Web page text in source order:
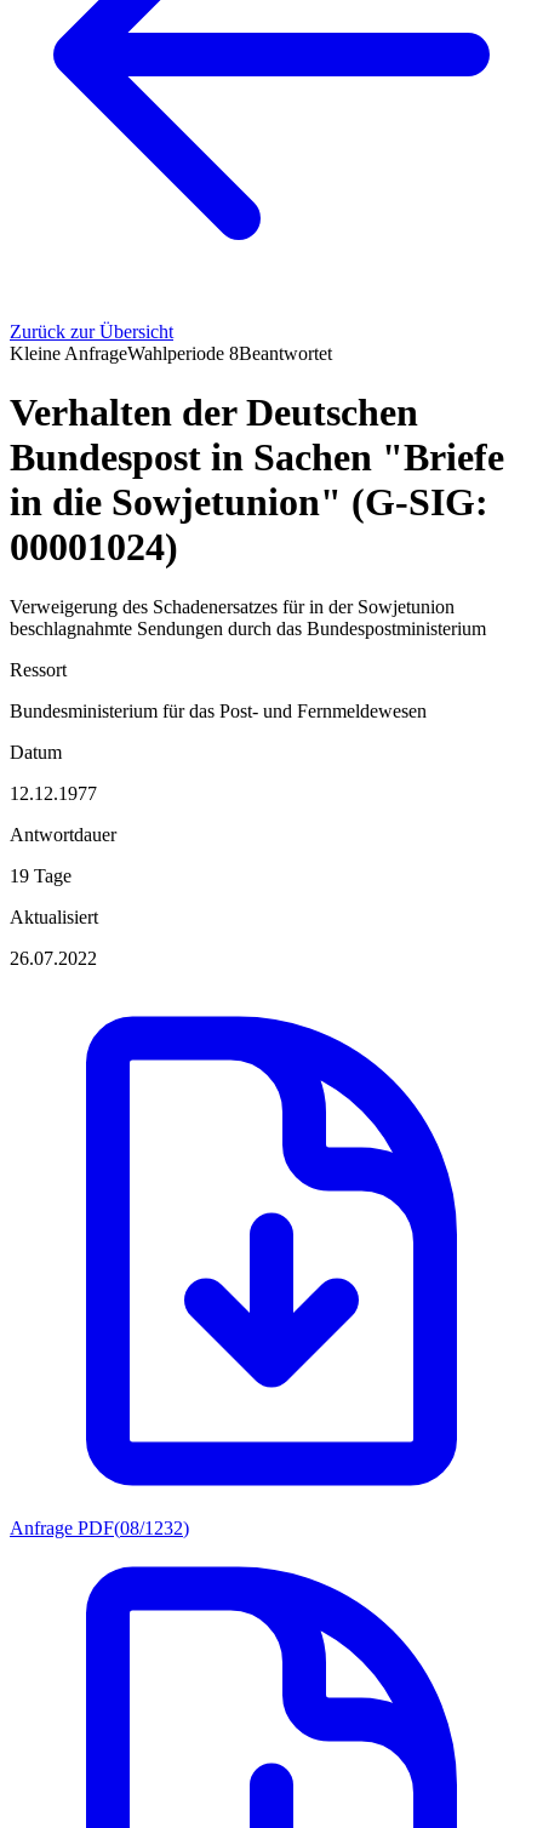
Zurück zur Übersicht
Kleine AnfrageWahlperiode 8Beantwortet
Verhalten der Deutschen
Bundespost in Sachen "Briefe
in die Sowjetunion" (G-SIG:
00001024)
Verweigerung des Schadenersatzes für in der Sowjetunion
beschlagnahmte Sendungen durch das Bundespostministerium
Ressort
Bundesministerium für das Post- und Fernmeldewesen
Datum
12.12.1977
Antwortdauer
19 Tage
Aktualisiert
26.07.2022
Anfrage PDF(08/1232)